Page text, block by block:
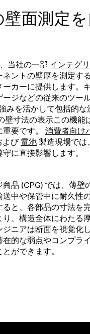
面測定を
当社の一部 インテグ
ネントの壁厚を測定す
カーに提供します。
ジなどの従来のツー
みを活かして包括的な
壁寸法の表示この機能
重要です。消費者向け
よび電池製造現場では
に直接影響します。
品 (CPG) では、薄壁
中や保管中に耐久性
と、各部品の寸法を
、構造全体にわたる
ニアは断面を視覚化
的な弱点やコンプラ
ができます。